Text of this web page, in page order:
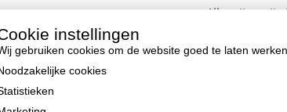
Alle prijzen zijn
instellingen
gebruiken cookies om de website goed te laten
cookies